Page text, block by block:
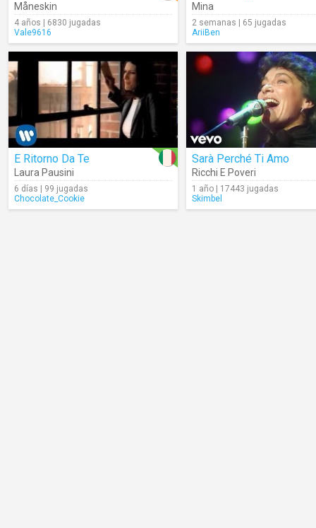
Måneskin
4 años | 6830 jugadas
Vale9616
Mina
2 semanas | 65 jugadas
AriiBen
E Ritorno Da Te
Laura Pausini
6 días | 99 jugadas
Chocolate_Cookie
Sarà Perché Ti Amo
Ricchi E Poveri
1 año | 17443 jugadas
Skimbel